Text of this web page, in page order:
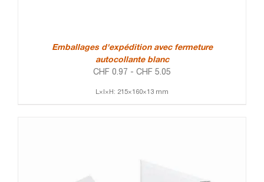
Emballages d'expédition avec fermeture
autocollante blanc
CHF 0.97 - CHF 5.05
L×l×H: 215×160×13 mm